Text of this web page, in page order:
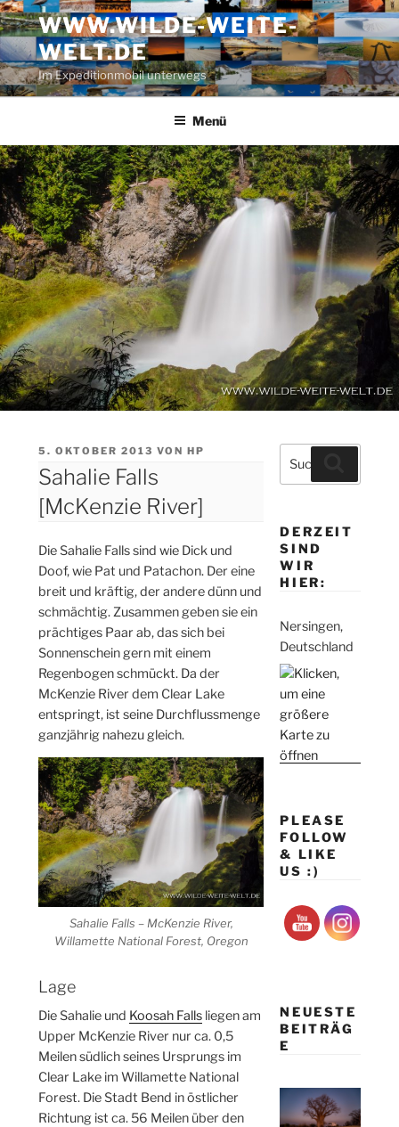
Zum
Inhalt
springen
WWW.WILDE-WEITE-
WELT.DE
Im Expeditionmobil unterwegs
Menü
VERÖFFENTLICHT
5. OKTOBER 2013 VONHP
Sahalie Falls
[McKenzie River]
Die Sahalie Falls sind wie Dick und
Doof, wie Pat und Patachon. Der eine
breit und kräftig, der andere dünn und
schmächtig. Zusammen geben sie ein
prächtiges Paar ab, das sich bei
Sonnenschein gern mit einem
Regenbogen schmückt. Da der
McKenzie River dem Clear Lake
entspringt, ist seine Durchflussmenge
ganzjährig nahezu gleich.
Sahalie Falls – McKenzie River,
Willamette National Forest, Oregon
Lage
Die Sahalie und Koosah Falls liegen am
Upper McKenzie River nur ca. 0,5
Meilen südlich seines Ursprungs im
Clear Lake im Willamette National
Forest. Die Stadt Bend in östlicher
Richtung ist ca. 56 Meilen über den
Suche
nach:
DERZEIT
SIND
WIR
HIER:
Nersingen,
Deutschland
PLEASE
FOLLOW
& LIKE
US :)
NEUESTE
BEITRÄG
E